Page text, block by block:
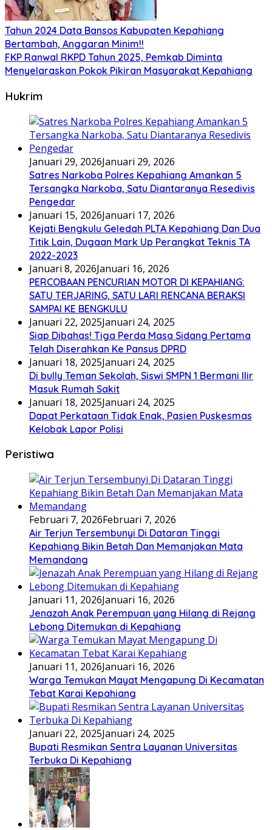
Tahun 2024 Data Bansos Kabupaten Kepahiang
Bertambah, Anggaran Minim!!
FKP Ranwal RKPD Tahun 2025, Pemkab Diminta
Menyelaraskan Pokok Pikiran Masyarakat Kepahiang
Hukrim
Januari 29, 2026Januari 29, 2026
Satres Narkoba Polres Kepahiang Amankan 5
Tersangka Narkoba, Satu Diantaranya Resedivis
Pengedar
Januari 15, 2026Januari 17, 2026
Kejati Bengkulu Geledah PLTA Kepahiang Dan Dua
Titik Lain, Dugaan Mark Up Perangkat Teknis TA
2022-2023
Januari 8, 2026Januari 16, 2026
PERCOBAAN PENCURIAN MOTOR DI KEPAHIANG:
SATU TERJARING, SATU LARI RENCANA BERAKSI
SAMPAI KE BENGKULU
Januari 22, 2025Januari 24, 2025
Siap Dibahas! Tiga Perda Masa Sidang Pertama
Telah Diserahkan Ke Pansus DPRD
Januari 18, 2025Januari 24, 2025
Di bully Teman Sekolah, Siswi SMPN 1 Bermani Ilir
Masuk Rumah Sakit
Januari 18, 2025Januari 24, 2025
Dapat Perkataan Tidak Enak, Pasien Puskesmas
Kelobak Lapor Polisi
Peristiwa
Februari 7, 2026Februari 7, 2026
Air Terjun Tersembunyi Di Dataran Tinggi
Kepahiang Bikin Betah Dan Memanjakan Mata
Memandang
Januari 11, 2026Januari 16, 2026
Jenazah Anak Perempuan yang Hilang di Rejang
Lebong Ditemukan di Kepahiang
Januari 11, 2026Januari 16, 2026
Warga Temukan Mayat Mengapung Di Kecamatan
Tebat Karai Kepahiang
Januari 22, 2025Januari 24, 2025
Bupati Resmikan Sentra Layanan Universitas
Terbuka Di Kepahiang